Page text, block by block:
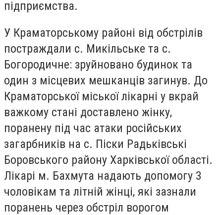
підприємства.
У Краматорському районі від обстрілів
постраждали с. Микільське та с.
Богородичне: зруйновано будинок та
один з місцевих мешканців загинув. До
Краматорської міської лікарні у вкрай
важкому стані доставлено жінку,
поранену під час атаки російських
загарбників на с. Піски Радьківські
Боровського району Харківської області.
Лікарі м. Бахмута надають допомогу 3
чоловікам та літній жінці, які зазнали
поранень через обстріл ворогом